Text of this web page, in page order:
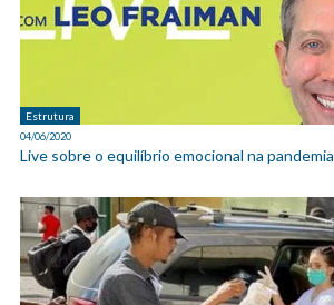
Estrutura
04/06/2020
Live sobre o equilíbrio emocional na pandemia